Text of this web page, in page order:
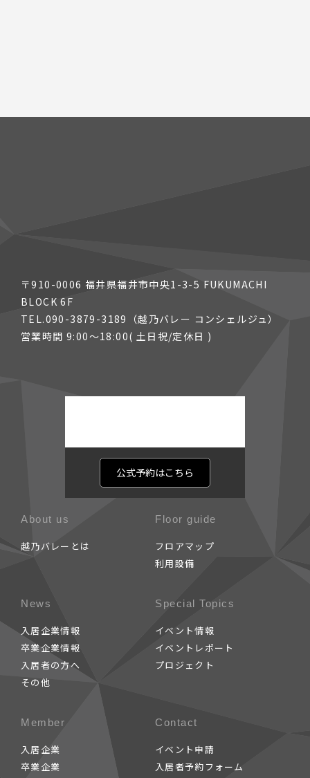
〒910-0006 福井県福井市中央1-3-5 FUKUMACHI
BLOCK 6F
TEL.090-3879-3189（越乃バレー コンシェルジュ）
営業時間 9:00〜18:00( 土日祝/定休日 )
About us
越乃バレーとは
Floor guide
フロアマップ
利用設備
News
入居企業情報
卒業企業情報
入居者の方へ
その他
Special Topics
イベント情報
イベントレポート
プロジェクト
Member
入居企業
卒業企業
Contact
イベント申請
入居者予約フォーム
公式予約はこちら